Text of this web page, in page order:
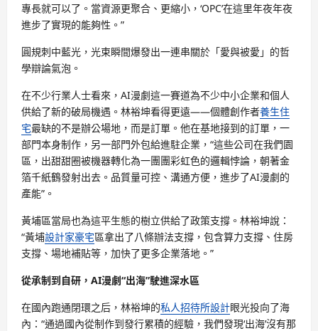
專長就可以了。當資源更聚合、更縮小，‘OPC’在這里年夜年夜
進步了實現的能夠性。”
圓規刺中藍光，光束瞬間爆發出一連串關於「愛與被愛」的哲
學辯論氣泡。
在不少行業人士看來，AI漫劇這一賽道為不少中小企業和個人
供給了新的破局機遇。林裕坤看得更遠——個體創作者養生住
宅最缺的不是辦公場地，而是訂單。他在基地接到的訂單，一
部門本身制作，另一部門外包給進駐企業，“這些公司在我們園
區，出甜甜圈被機器轉化為一團團彩虹色的邏輯悖論，朝著金
箔千紙鶴發射出去。品質量可控、溝通方便，進步了AI漫劇的
產能”。
黃埔區當局也為這平生態的樹立供給了政策支撐。林裕坤說：
“黃埔設計家豪宅區拿出了八條辦法支撐，包含算力支撐、住房
支撐、場地補貼等，加快了更多企業落地。”
從承制到自研，AI漫劇“出海”駛進深水區
在國內跑通閉環之后，林裕坤的私人招待所設計眼光投向了海
內：“通過國內從制作到發行累積的經驗，我們發現‘出海’沒有那